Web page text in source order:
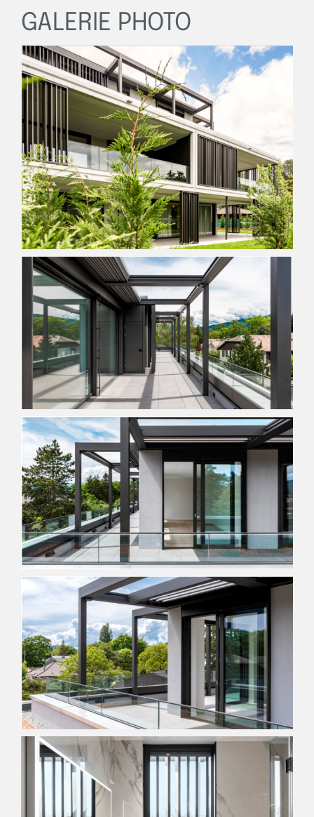
GALERIE PHOTO